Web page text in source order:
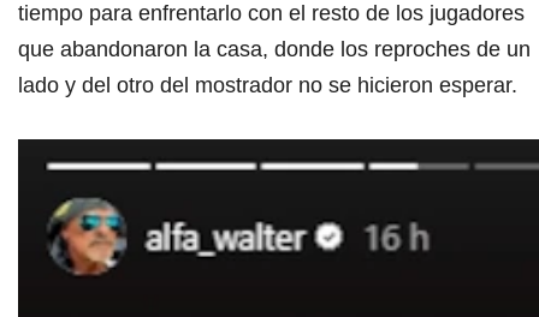
tiempo para enfrentarlo con el resto de los jugadores
que abandonaron la casa, donde los reproches de un
lado y del otro del mostrador no se hicieron esperar.